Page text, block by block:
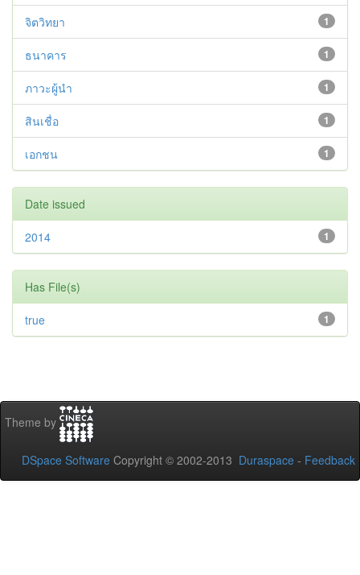
1
จิตวิทยา
1
ธนาคาร
1
ภาวะผู้นำ
1
สินเชื่อ
1
เอกชน
Date issued
1
2014
Has File(s)
1
true
Theme by
DSpace Software Copyright © 2002-2013 Duraspace - Feedback